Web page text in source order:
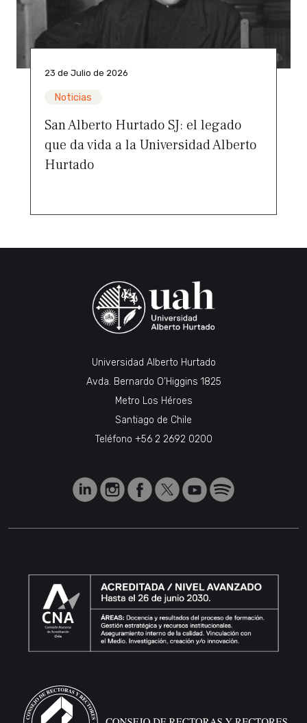
23 de Julio de 2026
Noticias
San Alberto Hurtado SJ: el legado
que da vida a la Universidad Alberto
Hurtado
Universidad Alberto Hurtado
Avda. Bernardo O’Higgins 1825
Metro Los Héroes
Santiago de Chile
Teléfono +56 2 2692 0200